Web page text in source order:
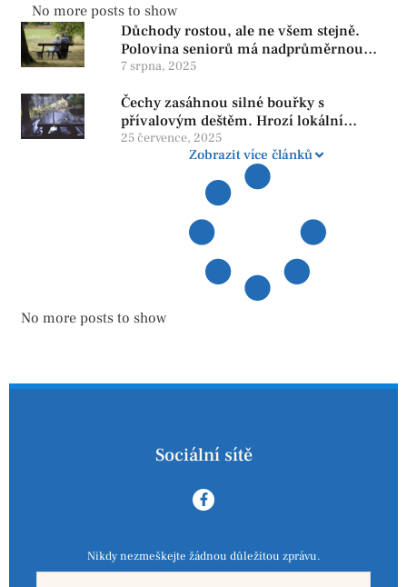
No more posts to show
Důchody rostou, ale ne všem stejně.
Polovina seniorů má nadprůměrnou
penzi, tisíce však žijí pod hranicí
reformy
7 srpna, 2025
Čechy zasáhnou silné bouřky s
přívalovým deštěm. Hrozí lokální
zatopení
25 července, 2025
Zobrazit více článků
No more posts to show
Sociální sítě
Nikdy nezmeškejte žádnou důležitou zprávu.